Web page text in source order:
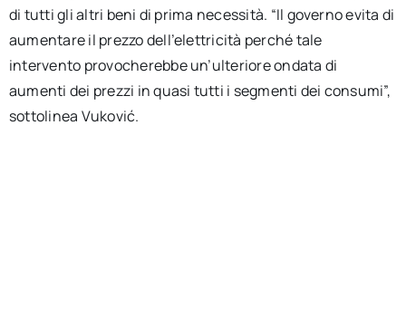
di tutti gli altri beni di prima necessità. “Il governo evita di
aumentare il prezzo dell’elettricità perché tale
intervento provocherebbe un’ulteriore ondata di
aumenti dei prezzi in quasi tutti i segmenti dei consumi”,
sottolinea Vuković.